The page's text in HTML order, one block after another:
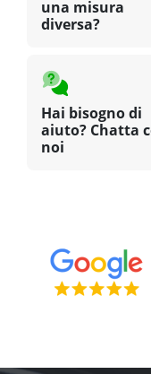
una misura
diversa?
Hai bisogno di
aiuto? Chatta
noi